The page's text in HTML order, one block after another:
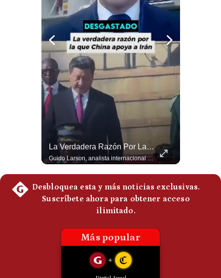
Condiciones
Privacidad
La Verdadera Razón Por La Que China Apoya A Irán | Gestión Mundo
Guido Larson, analista internacional explica que la guerra no puede entenderse únicamente como un enfrentamiento entre Estados Unidos e Irán, sino también dentro de la competencia global entre Washington y Pekín. El analista sostiene que China mantiene su relación petrolera con Irán y que le interesa que Estados Unidos consuma recursos y pierda influencia. 🚀 ¿Quieres entender el mundo sin ruido? Únete a nuestra comunidad y forma parte del cambio. #GestiónNewsroomLive #NoticiasGlobales #AnálisisGeopolítico #EconomíaMundial #IA #Geopolítica #LatinosEnUSA #NoticiasEnEspañol 👉 Suscríbete y activa la campana para no perderte nuestro análisis diario. 🌎 Síguenos en nuestras redes sociales: 📌 Web oficial: https://gestion.pe/mundo/ 📌 LinkedIn: http://bit.ly/3HYIET0 📌 X (Twitter): http://bit.ly/4noZtX9 📌 TikTok: http://bit.ly/4evB6TO